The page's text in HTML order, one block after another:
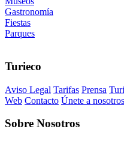
Gastronomía
Fiestas
Parques
Turieco
Aviso Legal Tarifas Prensa
Web Contacto Únete a nosotros
Sobre Nosotros